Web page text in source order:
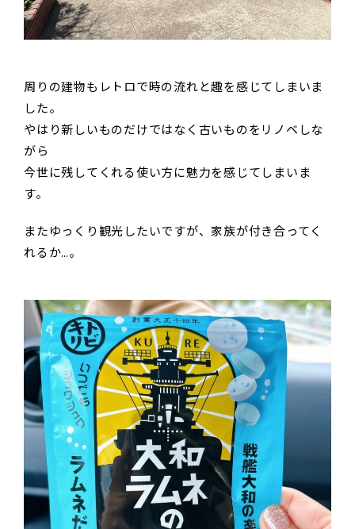
周りの建物もレトロで時の流れと趣を感じてしまいま
した。
やはり新しいものだけではなく古いものをリノベしな
がら
今世に残してくれる使い方に魅力を感じてしまいま
す。
またゆっくり観光したいですが、家族が付き合ってく
れるか…。